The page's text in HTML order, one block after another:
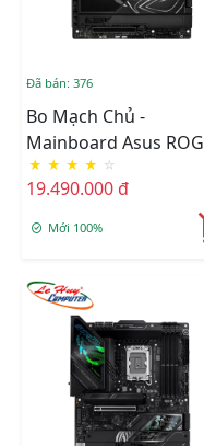
Đã bán: 376
Bo Mạch Chủ -
Mainboard Asus ROG
MAXIMUS Z890 HERO
★ ★ ★ ★ ☆
19.490.000 đ
Mới 100%